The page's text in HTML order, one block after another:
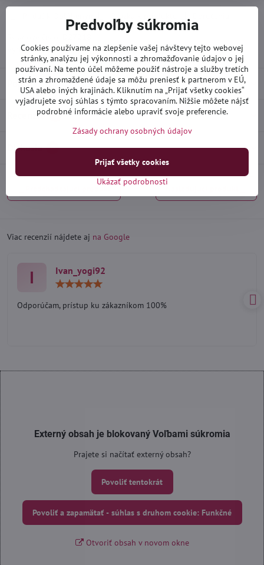
Výrobca:Heko
Popis
Recenzie 0
Diskusia 0
Viac recenzií nájdete aj na Google
I Ivan_yogi92
5
Odporúčam, prístup ku zákazníkom 100%
Externý obsah je blokovaný Voľbami súkromia
Prajete si načítať externý obsah?
Povoliť tentokrát
Povoliť a zapamätať - súhlas s druhom cookie: Funkčné
Otvoriť obsah v novom okne
Predvoľby súkromia
Cookies používame na zlepšenie vašej návštevy tejto webovej
stránky, analýzu jej výkonnosti a zhromažďovanie údajov o jej
používaní. Na tento účel môžeme použiť nástroje a služby tretích
strán a zhromaždené údaje sa môžu preniesť k partnerom v EÚ,
USA alebo iných krajinách. Kliknutím na „Prijať všetky cookies“
vyjadrujete svoj súhlas s týmto spracovaním. Nižšie môžete nájsť
podrobné informácie alebo upraviť svoje preferencie.
Zásady ochrany osobných údajov
Ukázať podrobnosti
Prijať všetky cookies